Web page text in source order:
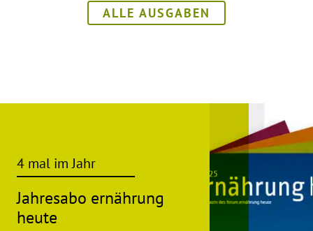
ALLE AUSGABEN
4 mal im Jahr
Jahresabo ernährung
heute